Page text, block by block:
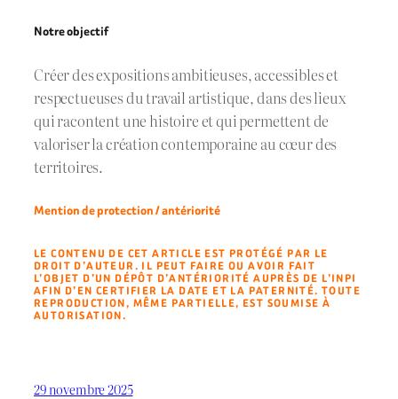
Notre objectif
Créer des expositions ambitieuses, accessibles et
respectueuses du travail artistique, dans des lieux
qui racontent une histoire et qui permettent de
valoriser la création contemporaine au cœur des
territoires.
Mention de protection / antériorité
LE CONTENU DE CET ARTICLE EST PROTÉGÉ PAR LE
DROIT D’AUTEUR. IL PEUT FAIRE OU AVOIR FAIT
L’OBJET D’UN DÉPÔT D’ANTÉRIORITÉ AUPRÈS DE L’INPI
AFIN D’EN CERTIFIER LA DATE ET LA PATERNITÉ. TOUTE
REPRODUCTION, MÊME PARTIELLE, EST SOUMISE À
AUTORISATION.
29 novembre 2025